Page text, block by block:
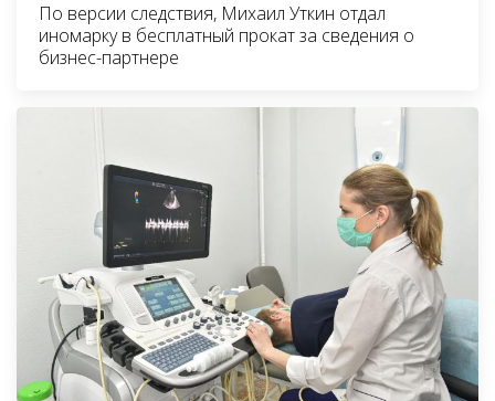
По версии следствия, Михаил Уткин отдал
иномарку в бесплатный прокат за сведения о
бизнес-партнере